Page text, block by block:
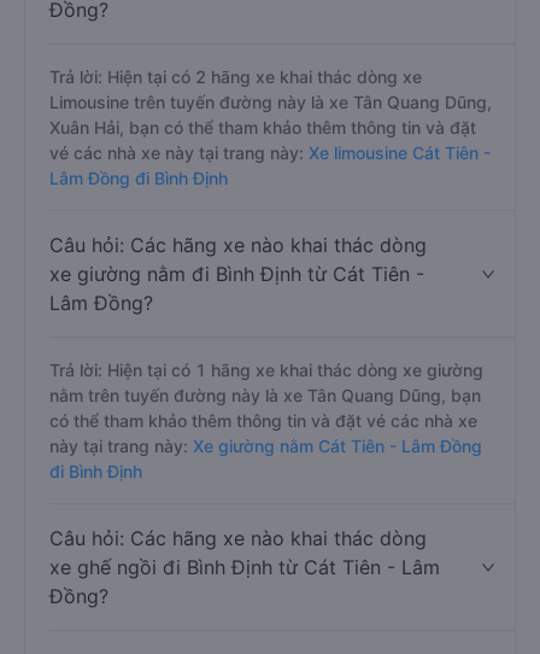
Đồng?
Trả lời: Hiện tại có 2 hãng xe khai thác dòng xe
Limousine trên tuyến đường này là xe Tân Quang Dũng,
Xuân Hải, bạn có thể tham khảo thêm thông tin và đặt
vé các nhà xe này tại trang này: Xe limousine Cát Tiên -
Lâm Đồng đi Bình Định
Câu hỏi: Các hãng xe nào khai thác dòng
xe giường nằm đi Bình Định từ Cát Tiên -
Lâm Đồng?
Trả lời: Hiện tại có 1 hãng xe khai thác dòng xe giường
nằm trên tuyến đường này là xe Tân Quang Dũng, bạn
có thể tham khảo thêm thông tin và đặt vé các nhà xe
này tại trang này: Xe giường nằm Cát Tiên - Lâm Đồng
đi Bình Định
Câu hỏi: Các hãng xe nào khai thác dòng
xe ghế ngồi đi Bình Định từ Cát Tiên - Lâm
Đồng?